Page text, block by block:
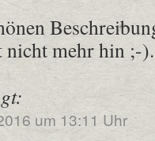
nicht mehr hin ;-
um 13:11 Uhr